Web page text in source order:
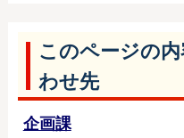
このページの
わせ先
企画課